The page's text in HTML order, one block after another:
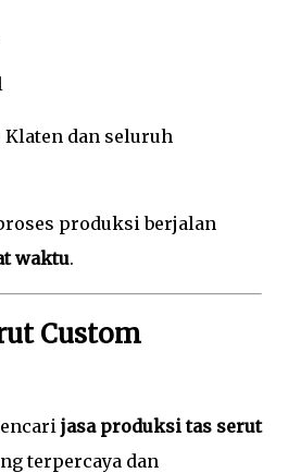
dan seluruh
produksi berjalan
waktu.
Custom
jasa produksi tas serut
terpercaya dan